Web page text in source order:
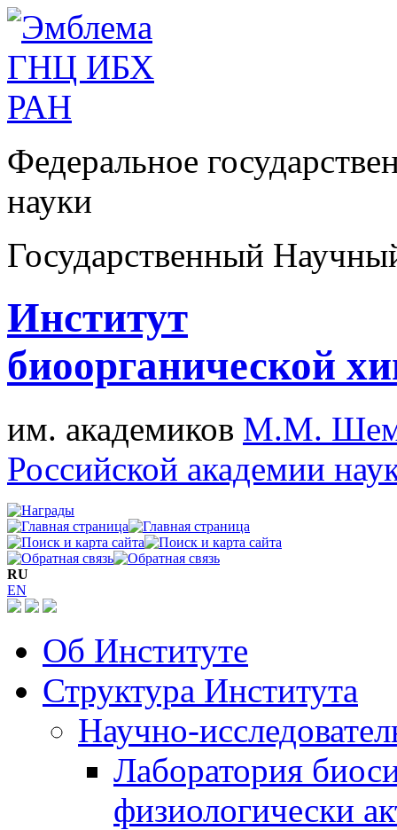
Федеральное
науки
Государственный
Институт
биоорганической
им. академиков М.М.
Российской академии
RU
EN
Об Институте
Структура Института
Научно-
Лаборатория
физиологически